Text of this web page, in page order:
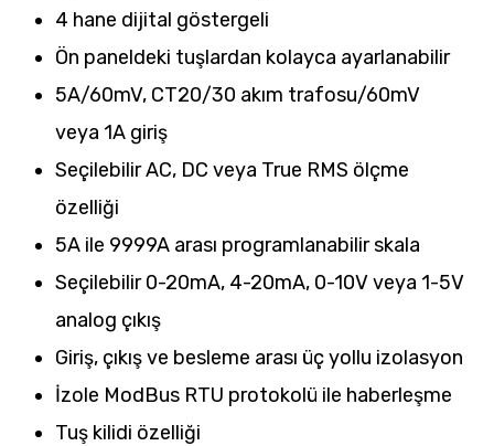
4 hane dijital göstergeli
Ön paneldeki tuşlardan kolayca ayarlanabilir
5A/60mV, CT20/30 akım trafosu/60mV
veya 1A giriş
Seçilebilir AC, DC veya True RMS ölçme
özelliği
5A ile 9999A arası programlanabilir skala
Seçilebilir 0-20mA, 4-20mA, 0-10V veya 1-5V
analog çıkış
Giriş, çıkış ve besleme arası üç yollu izolasyon
İzole ModBus RTU protokolü ile haberleşme
Tuş kilidi özelliği